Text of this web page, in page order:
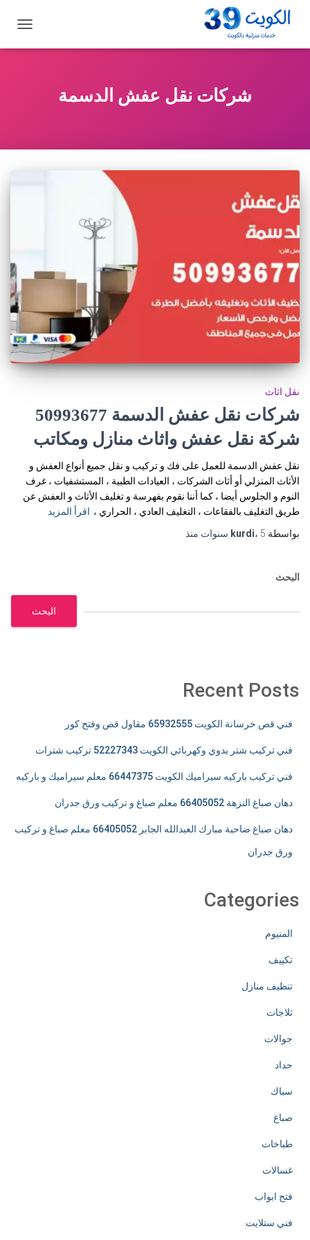
التنقل
شركات نقل عفش الدسمة
نقل اثاث
شركات نقل عفش الدسمة 50993677
شركة نقل عفش واثاث منازل ومكاتب
نقل عفش الدسمة للعمل على فك و تركيب و نقل جميع أنواع العفش و
الأثاث المنزلي أو أثاث الشركات ، العيادات الطبية ، المستشفيات ، غرف
النوم و الجلوس أيضا ، كما أننا نقوم بفهرسة و تغليف الأثاث و العفش عن
طريق التغليف بالفقاعات ، التغليف العادي ، الحراري ، اقرأ المزيد
بواسطة
kurdi، 5 سنوات منذ
البحث
البحث
Recent Posts
فني قص خرسانة الكويت 65932555 مقاول قص وفتح كور
فني تركيب شتر يدوي وكهربائي الكويت 52227343 تركيب شترات
فني تركيب باركيه سيراميك الكويت 66447375 معلم سيراميك و باركيه
دهان صباغ النزهة 66405052 معلم صباغ و تركيب ورق جدران
دهان صباغ ضاحية مبارك العبدالله الجابر 66405052 معلم صباغ و تركيب
ورق جدران
Categories
المنيوم
تكييف
تنظيف منازل
ثلاجات
جوالات
حداد
سباك
صباغ
طباخات
غسالات
فتح ابواب
فني ستلايت